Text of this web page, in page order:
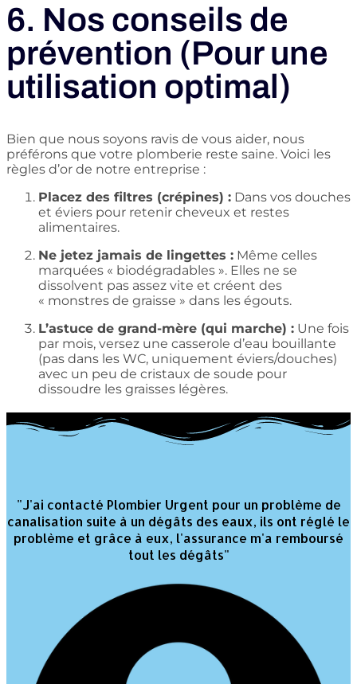
6. Nos conseils de
prévention (Pour une
utilisation optimal)
Bien que nous soyons ravis de vous aider, nous
préférons que votre plomberie reste saine. Voici les
règles d’or de notre entreprise :
Placez des filtres (crépines) : Dans vos douches
et éviers pour retenir cheveux et restes
alimentaires.
Ne jetez jamais de lingettes : Même celles
marquées « biodégradables ». Elles ne se
dissolvent pas assez vite et créent des
« monstres de graisse » dans les égouts.
L’astuce de grand-mère (qui marche) : Une fois
par mois, versez une casserole d’eau bouillante
(pas dans les WC, uniquement éviers/douches)
avec un peu de cristaux de soude pour
dissoudre les graisses légères.
"J'ai contacté Plombier Urgent pour un problème de
canalisation suite à un dégâts des eaux, ils ont réglé le
problème et grâce à eux, l'assurance m'a remboursé
tout les dégâts"